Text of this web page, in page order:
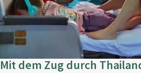
Mit dem Zug durch